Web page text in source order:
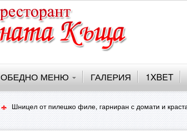
ОБЕДНО МЕНЮ ГАЛЕРИЯ 1XBET
Шницел от пилешко филе, гарниран с домати и